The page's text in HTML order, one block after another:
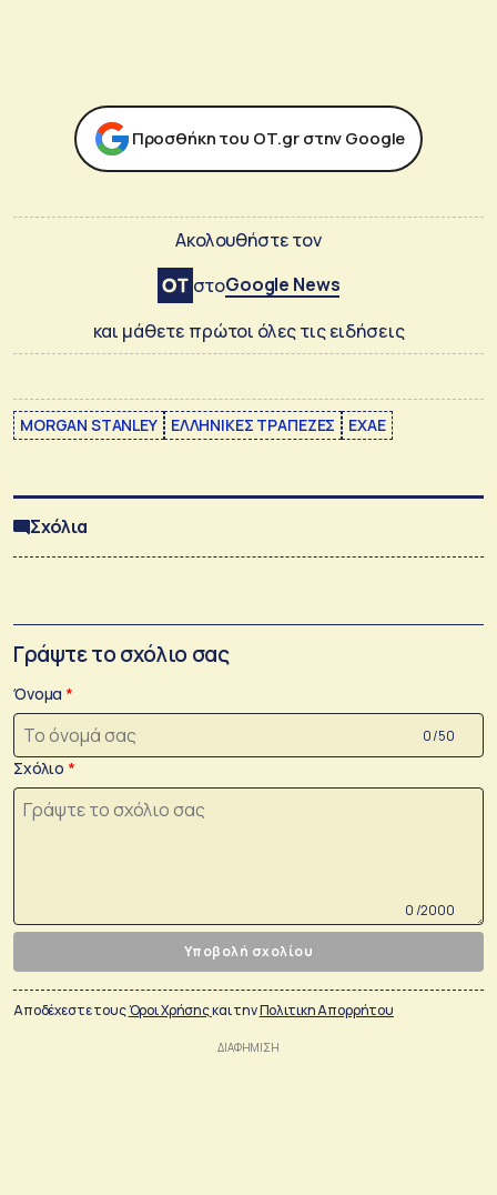
Προσθήκη του ΟΤ.gr στην Google
Ακολουθήστε τον
στοGoogle News
και μάθετε πρώτοι όλες τις ειδήσεις
MORGAN STANLEY ΕΛΛΗΝΙΚΕΣ ΤΡΑΠΕΖΕΣ ΕΧΑΕ
Σχόλια
Γράψτε το σχόλιο σας
Όνομα
0 /50
Σχόλιο
0 /2000
Υποβολή σχολίου
Αποδέχεστε τουςΌροι Χρήσηςκαι τηνΠολιτικη Απορρήτου